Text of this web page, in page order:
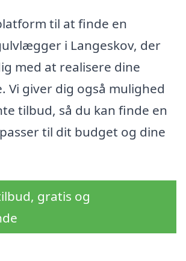
til at finde en
i Langeskov, der
med at realisere dine
Vi giver dig også mulighed
tilbud, så du kan finde en
til dit budget og dine
gratis og